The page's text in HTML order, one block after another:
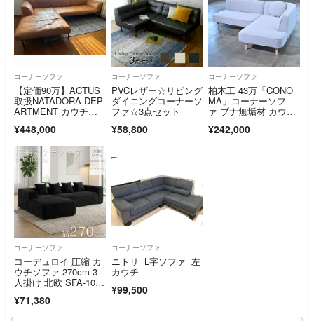
コーナーソファ
【定価90万】ACTUS
取扱NATADORA DEP
ARTMENT カウチソ
¥448,000
コーナーソファ
PVCレザー☆リビング
ダイニングコーナーソ
ファ☆3点セット
¥58,800
コーナーソファ
柏木工 43万「CONO
MA」コーナーソフ
ァ ブナ無垢材 カウ
グ ダイニング ナチュ
¥242,000
コーナーソファ
コーデュロイ 圧縮 カ
ウチソファ 270cm 3
人掛け 北欧 SFA-10B
¥71,380
コーナーソファ
ニトリ L字ソファ 左
カウチ
¥99,500